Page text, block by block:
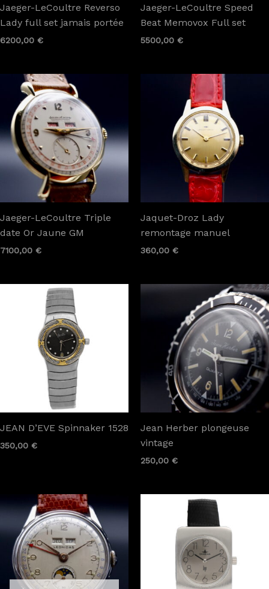
Jaeger-LeCoultre Reverso
Lady full set jamais portée
6200,00 €
Jaeger-LeCoultre Speed
Beat Memovox Full set
5500,00 €
Jaeger-LeCoultre Triple
date Or Jaune GM
7100,00 €
Jaquet-Droz Lady
remontage manuel
360,00 €
JEAN D’EVE Spinnaker 1528
350,00 €
Jean Herber plongeuse
vintage
250,00 €